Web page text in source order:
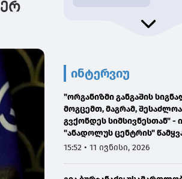
ინტერვიუ
"ორგანიზმი განგაშის
მოგცემთ, მაგრამ,
გვქონდეს სიმსივნესთან" -
"ანადოლუს ცენტრის"
ონკოლოგთან
15:52 • 11 ივნისი, 2026